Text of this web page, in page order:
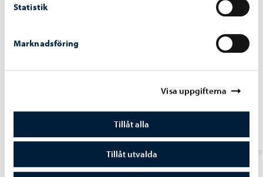
Statistik
Marknadsföring
Visa uppgifterna
Tillåt alla
Tillåt utvalda
öppnas igen den 17.4.
Friidrottsområdet vid Hammars idrottsplan